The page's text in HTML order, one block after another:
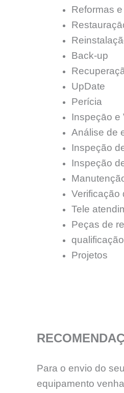
Reformas
Back-up
UpDate
Perícia
Inspeçāo e
Análise de
Inspeção
Inspeção
Verificação
Tele
Peças de
Projetos
Para o envio do
equipamento